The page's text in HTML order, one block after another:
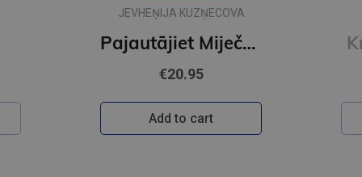
JEVHEŅIJA KUZŅECOVA
Pajautājiet Miječkai
€20.95
Add to cart